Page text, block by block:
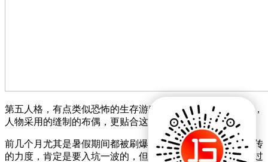
第五人格，有点类似恐怖的生存游戏，越是这样就越有兴趣，
人物采用的缝制的布偶，更贴合这游戏的本身设定！
前几个月尤其是暑假期间都被刷爆了，奔着好奇的心情，宣传
的力度，肯定是要入坑一波的，但是玩久了你就会发现，太过